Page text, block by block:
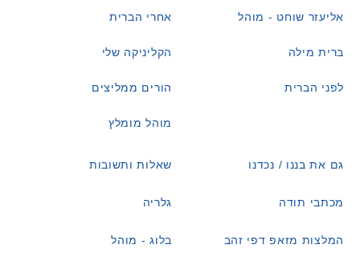
אליעזר שוחט - מוהל
ברית מילה
לפני הברית
אחרי הברית
הקליניקה שלי
הורים ממליצים
מוהל מומלץ
גם את בננו / נכדנו
מכתבי תודה
המלצות מזאפ דפי זהב
שאלות ותשובות
גלריה
בלוג - מוהל